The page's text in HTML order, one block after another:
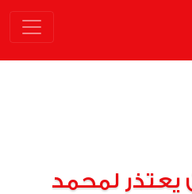
لمحمد